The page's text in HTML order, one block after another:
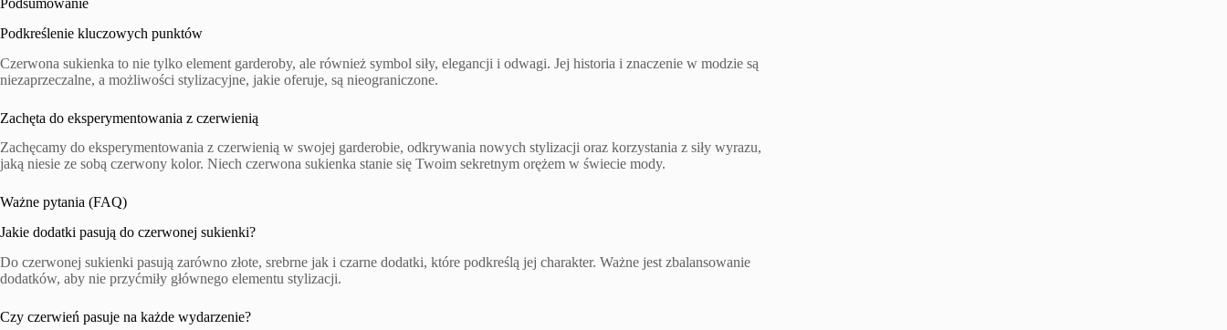
Podsumowanie
Podkreślenie kluczowych punktów
Czerwona sukienka to nie tylko element garderoby, ale również symbol siły, elegancji i odwagi. Jej historia i znaczenie w modzie są
niezaprzeczalne, a możliwości stylizacyjne, jakie oferuje, są nieograniczone.
Zachęta do eksperymentowania z czerwienią
Zachęcamy do eksperymentowania z czerwienią w swojej garderobie, odkrywania nowych stylizacji oraz korzystania z siły wyrazu,
jaką niesie ze sobą czerwony kolor. Niech czerwona sukienka stanie się Twoim sekretnym orężem w świecie mody.
Ważne pytania (FAQ)
Jakie dodatki pasują do czerwonej sukienki?
Do czerwonej sukienki pasują zarówno złote, srebrne jak i czarne dodatki, które podkreślą jej charakter. Ważne jest zbalansowanie
dodatków, aby nie przyćmiły głównego elementu stylizacji.
Czy czerwień pasuje na każde wydarzenie?